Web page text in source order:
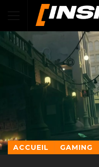
ACCUEIL GAMING